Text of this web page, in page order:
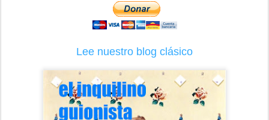
Lee nuestro blog clásico